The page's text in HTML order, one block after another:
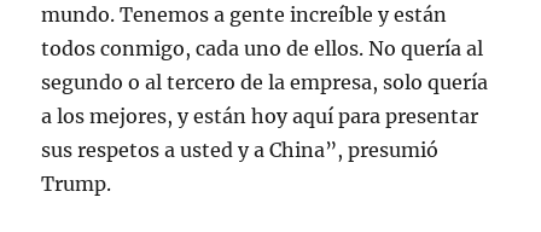
mundo. Tenemos a gente increíble y están
todos conmigo, cada uno de ellos. No quería al
segundo o al tercero de la empresa, solo quería
a los mejores, y están hoy aquí para presentar
sus respetos a usted y a China”, presumió
Trump.